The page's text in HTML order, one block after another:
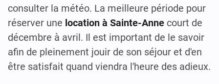
consulter la météo. La meilleure période pour
réserver une location à Sainte-Anne court de
décembre à avril. Il est important de le savoir
afin de pleinement jouir de son séjour et d'en
être satisfait quand viendra l'heure des adieux.